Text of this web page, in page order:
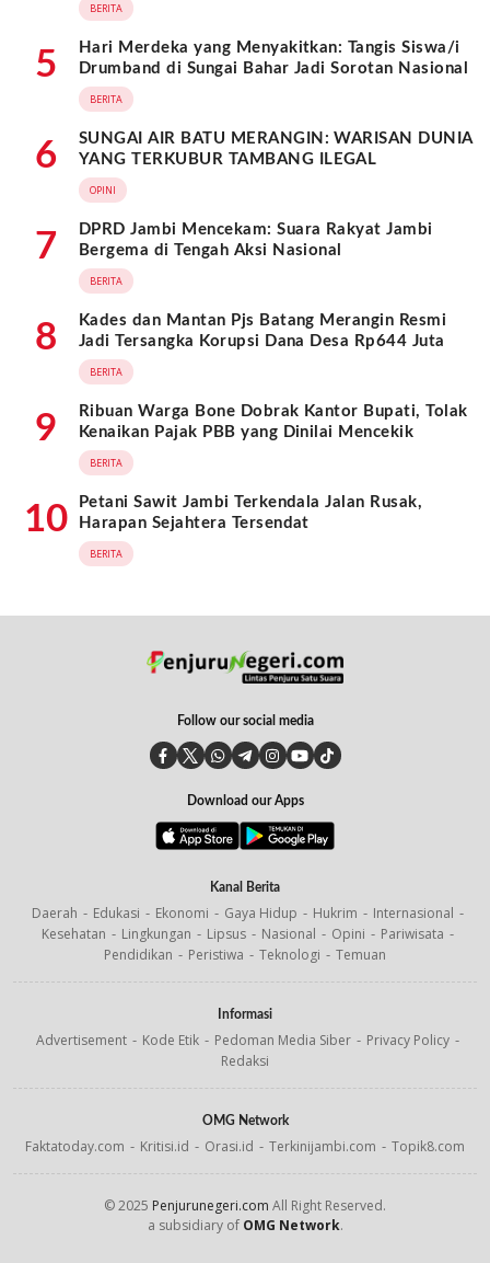
BERITA
5
Hari Merdeka yang Menyakitkan: Tangis Siswa/i
Drumband di Sungai Bahar Jadi Sorotan Nasional
BERITA
6
SUNGAI AIR BATU MERANGIN: WARISAN DUNIA
YANG TERKUBUR TAMBANG ILEGAL
OPINI
7
DPRD Jambi Mencekam: Suara Rakyat Jambi
Bergema di Tengah Aksi Nasional
BERITA
8
Kades dan Mantan Pjs Batang Merangin Resmi
Jadi Tersangka Korupsi Dana Desa Rp644 Juta
BERITA
9
Ribuan Warga Bone Dobrak Kantor Bupati, Tolak
Kenaikan Pajak PBB yang Dinilai Mencekik
BERITA
10
Petani Sawit Jambi Terkendala Jalan Rusak,
Harapan Sejahtera Tersendat
BERITA
Follow our social media
Download our Apps
Kanal Berita
Daerah Edukasi Ekonomi Gaya Hidup Hukrim
Internasional
Kesehatan
Lingkungan Lipsus Nasional Opini
Pariwisata
Pendidikan
Peristiwa Teknologi Temuan
Informasi
Advertisement Kode Etik Pedoman Media Siber
Privacy Policy
Redaksi
OMG Network
Faktatoday.com Kritisi.id Orasi.id Terkinijambi.com Topik8.com
© 2025 Penjurunegeri.com All Right Reserved.
a subsidiary of OMG Network.